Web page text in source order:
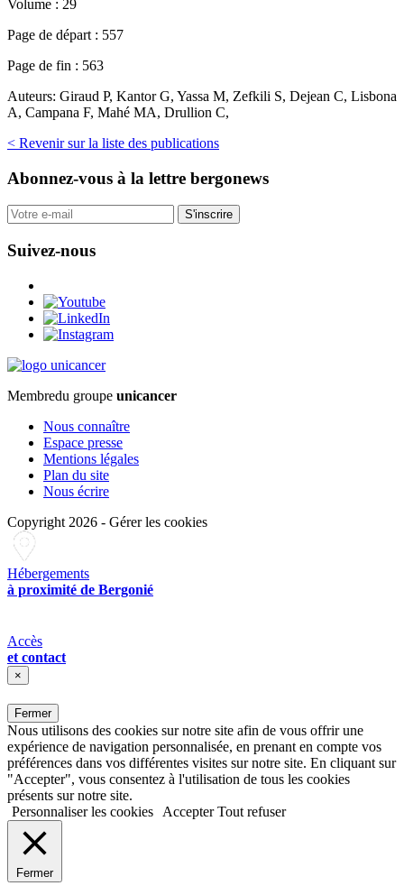
Volume : 29
Page de départ : 557
Page de fin : 563
Auteurs: Giraud P, Kantor G, Yassa M, Zefkili S, Dejean C, Lisbona
A, Campana F, Mahé MA, Drullion C,
< Revenir sur la liste des publications
Abonnez-vous à la lettre bergonews
S'inscrire
Suivez-nous
Membredu groupe unicancer
Nous connaître
Espace presse
Mentions légales
Plan du site
Nous écrire
Copyright 2026 - Gérer les cookies
Hébergements
à proximité de Bergonié
Accès
et contact
×
Fermer
Nous utilisons des cookies sur notre site afin de vous offrir une
expérience de navigation personnalisée, en prenant en compte vos
préférences dans vos différentes visites sur notre site. En cliquant sur
"Accepter", vous consentez à l'utilisation de tous les cookies
présents sur notre site.
Personnaliser les cookies
Accepter Tout refuser
Fermer